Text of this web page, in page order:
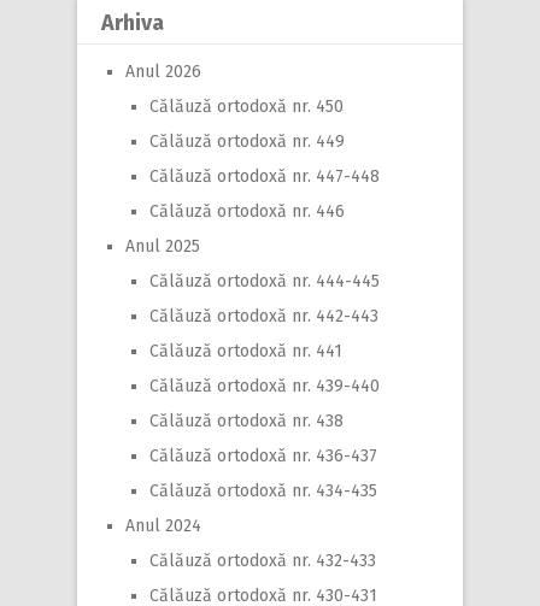
Arhiva
Anul 2026
Călăuză ortodoxă nr. 450
Călăuză ortodoxă nr. 449
Călăuză ortodoxă nr. 447-448
Călăuză ortodoxă nr. 446
Anul 2025
Călăuză ortodoxă nr. 444-445
Călăuză ortodoxă nr. 442-443
Călăuză ortodoxă nr. 441
Călăuză ortodoxă nr. 439-440
Călăuză ortodoxă nr. 438
Călăuză ortodoxă nr. 436-437
Călăuză ortodoxă nr. 434-435
Anul 2024
Călăuză ortodoxă nr. 432-433
Călăuză ortodoxă nr. 430-431